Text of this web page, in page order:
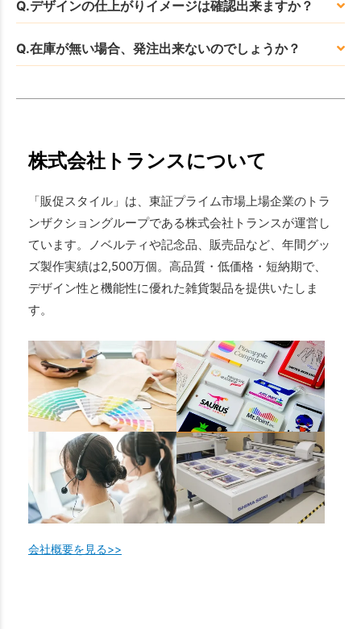
Q.デザインの仕上がりイメージは確認出来ますか？
Q.在庫が無い場合、発注出来ないのでしょうか？
株式会社トランスについて
「販促スタイル」は、東証プライム市場上場企業のトラ
ンザクショングループである株式会社トランスが運営し
ています。ノベルティや記念品、販売品など、年間グッ
ズ製作実績は2,500万個。高品質・低価格・短納期で、
デザイン性と機能性に優れた雑貨製品を提供いたしま
す。
会社概要を見る>>